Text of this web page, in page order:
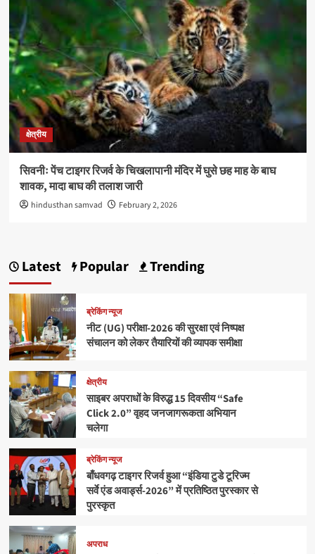
क्षेत्रीय
सिवनीः पेंच टाइगर रिजर्व के चिखलापानी मंदिर में घुसे छह माह के बाघ
शावक, मादा बाघ की तलाश जारी
hindusthan samvad February 2, 2026
Latest Popular Trending
ब्रेकिंग न्यूज
नीट (UG) परीक्षा-2026 की सुरक्षा एवं निष्पक्ष
संचालन को लेकर तैयारियों की व्यापक समीक्षा
क्षेत्रीय
साइबर अपराधों के विरुद्ध 15 दिवसीय “Safe
Click 2.0” वृहद जनजागरूकता अभियान
चलेगा
ब्रेकिंग न्यूज
बाँधवगढ़ टाइगर रिजर्व हुआ “इंडिया टुडे टूरिज्म
सर्वे एंड अवार्ड्स-2026” में प्रतिष्ठित पुरस्कार से
पुरस्कृत
अपराध